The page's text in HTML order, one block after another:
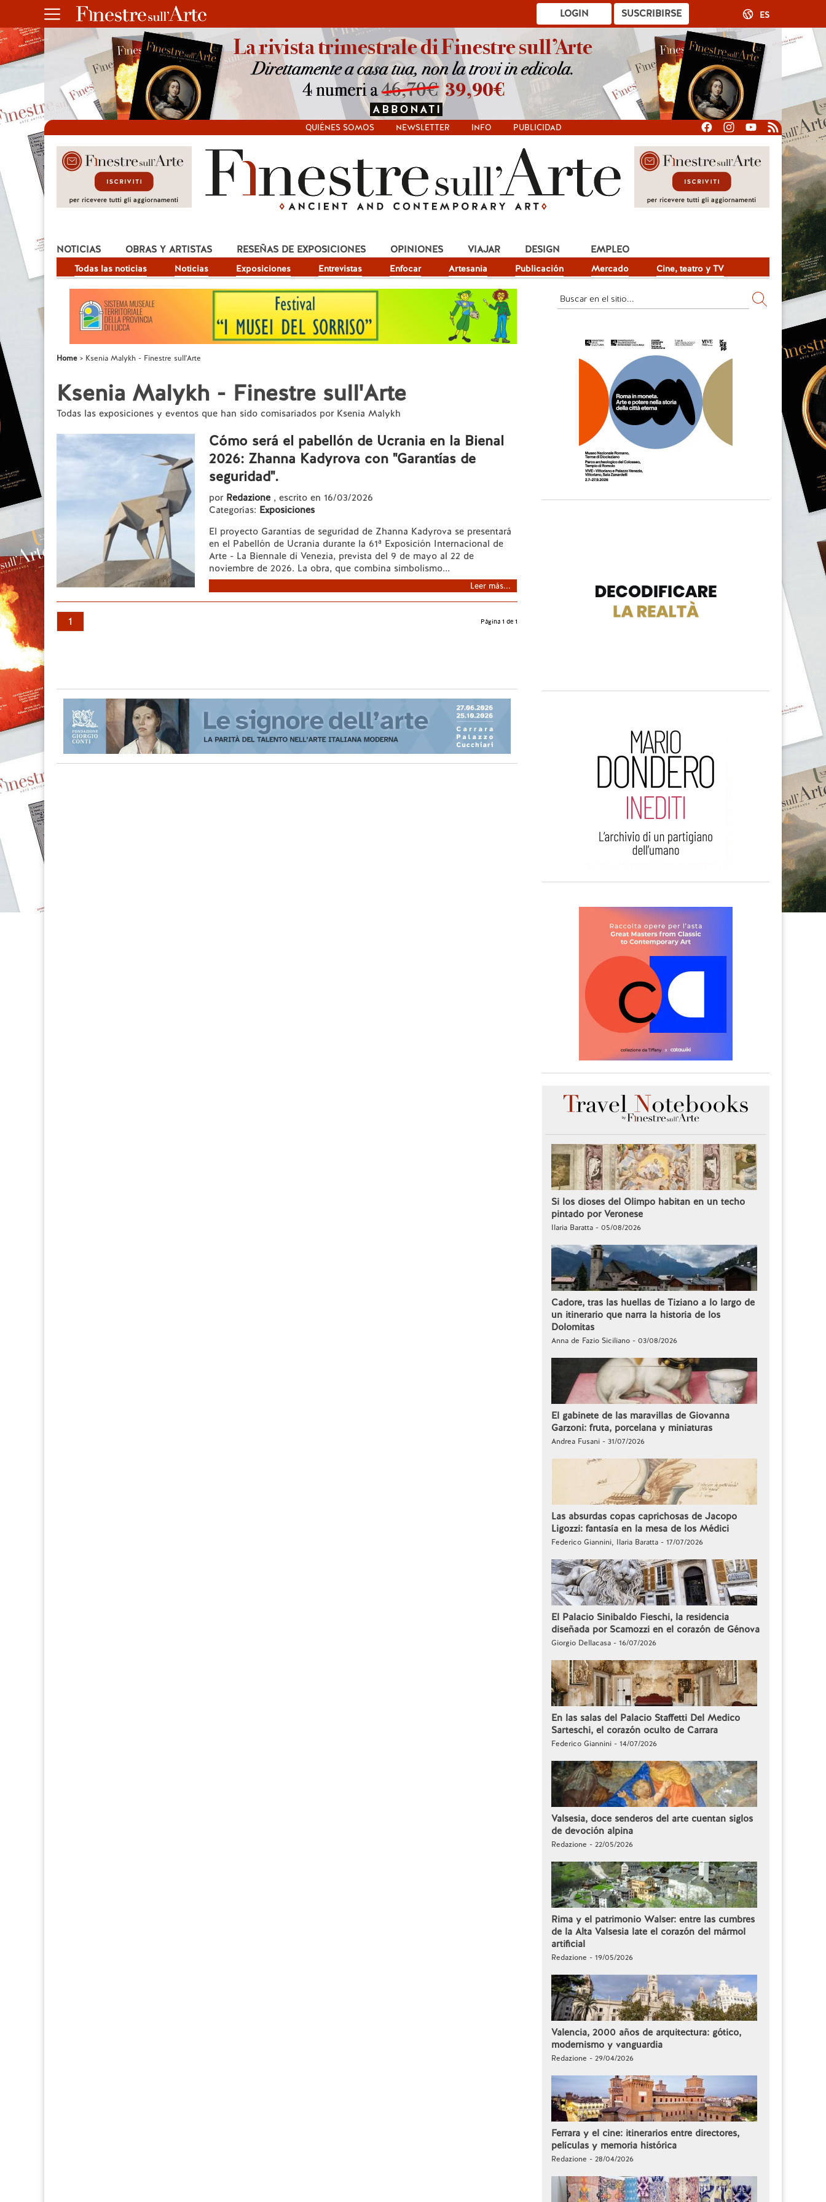
SUSCRIBIRSE
LOGIN ES
QUIÉNES SOMOS NEWSLETTER INFO PUBLICIDAD
NOTICIAS
Todas las noticias Noticias Exposiciones Entrevistas Enfocar Artesania Publicación Mercado Cine, teatro y TV
OBRAS Y ARTISTAS RESEÑAS DE EXPOSICIONES OPINIONES VIAJAR DESIGN EMPLEO
Home Ksenia Malykh - Finestre sull'Arte
Ksenia Malykh - Finestre sull'Arte
Todas las exposiciones y eventos que han sido comisariados por Ksenia Malykh
Cómo será el pabellón de Ucrania en la Bienal
2026: Zhanna Kadyrova con "Garantías de
seguridad".
por Redazione , escrito en 16/03/2026
Categorías: Exposiciones
El proyecto Garantías de seguridad de Zhanna Kadyrova se presentará
en el Pabellón de Ucrania durante la 61ª Exposición Internacional de
Arte - La Biennale di Venezia, prevista del 9 de mayo al 22 de
noviembre de 2026. La obra, que combina simbolismo...
Leer más...
1 Página 1 de 1
Si los dioses del Olimpo habitan en un techo
pintado por Veronese
Ilaria Baratta - 05/08/2026
Cadore, tras las huellas de Tiziano a lo largo de
un itinerario que narra la historia de los
Dolomitas
Anna de Fazio Siciliano - 03/08/2026
El gabinete de las maravillas de Giovanna
Garzoni: fruta, porcelana y miniaturas
Andrea Fusani - 31/07/2026
Las absurdas copas caprichosas de Jacopo
Ligozzi: fantasía en la mesa de los Médici
Federico Giannini, Ilaria Baratta - 17/07/2026
El Palacio Sinibaldo Fieschi, la residencia
diseñada por Scamozzi en el corazón de Génova
Giorgio Dellacasa - 16/07/2026
En las salas del Palacio Staffetti Del Medico
Sarteschi, el corazón oculto de Carrara
Federico Giannini - 14/07/2026
Valsesia, doce senderos del arte cuentan siglos
de devoción alpina
Redazione - 22/05/2026
Rima y el patrimonio Walser: entre las cumbres
de la Alta Valsesia late el corazón del mármol
artificial
Redazione - 19/05/2026
Valencia, 2000 años de arquitectura: gótico,
modernismo y vanguardia
Redazione - 29/04/2026
Ferrara y el cine: itinerarios entre directores,
películas y memoria histórica
Redazione - 28/04/2026